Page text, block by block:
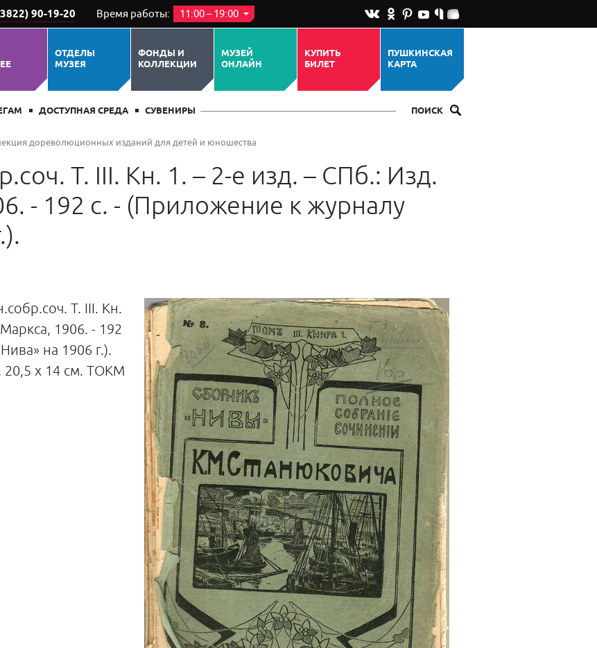
90-19-20 Время работы: 11:00 – 19:00
ОТДЕЛЫ
МУЗЕЯ
ФОНДЫ И
КОЛЛЕКЦИИ
МУЗЕЙ
ОНЛАЙН
КУПИТЬ
БИЛЕТ
ПУШКИНСКАЯ
КАРТА
ДОСТУПНАЯ СРЕДА СУВЕНИРЫ ПОИСК
дореволюционных изданий для детей и юношества
Т. III. Кн. 1. – 2-е изд. – СПб.: Изд.
- 192 с. - (Приложение к журналу
Т. III. Кн.
1906. - 192
на 1906 г.).
20,5 х 14 см. ТОКМ